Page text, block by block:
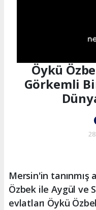
Öykü
Görkemli
Mersin'in
Özbek ile Aygül ve
evlatları Öykü